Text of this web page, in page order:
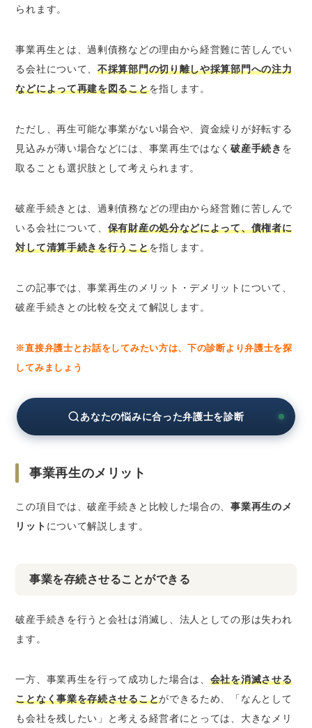
事業の社会的価値を維持できる
企業・経営者への信用毀損が小さく済む
債権者への多くの債務返済が期待できる
資金繰りが好転しない可能性がある
経営が改善するまで労務的・精神的負担が継
続する
事業再生を考えているなら弁護士への相談がオ
ススメ
まとめ
られます。
事業再生とは、過剰債務などの理由から経営難に苦しんでい
る会社について、不採算部門の切り離しや採算部門への注力
などによって再建を図ることを指します。
ただし、再生可能な事業がない場合や、資金繰りが好転する
見込みが薄い場合などには、事業再生ではなく破産手続き を
取ることも選択肢として考えられます。
破産手続きとは、過剰債務などの理由から経営難に苦しんで
いる会社について、 保有財産の処分などによって、債権者に
対して清算手続きを行うことを指します。
この記事では、事業再生のメリット・デメリットについて、
破産手続きとの比較を交えて解説します。
※直接弁護士とお話をしてみたい方は、下の診断より弁護士を探
してみましょう
あなたの悩みに合った弁護士を診断
事業再生のメリット
この項目では、破産手続きと比較した場合の、事業再生のメ
リット について解説します。
事業を存続させることができる
破産手続きを行うと会社は消滅し、法人としての形は失われ
ます。
一方、事業再生を行って成功した場合は、 会社を消滅させる
ことなく事業を存続させることができるため、「なんとして
も会社を残したい」と考える経営者にとっては、大きなメリ